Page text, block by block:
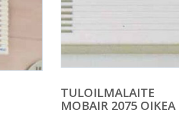
TULOILMALAITE
MOBAIR 2075 OIKEA